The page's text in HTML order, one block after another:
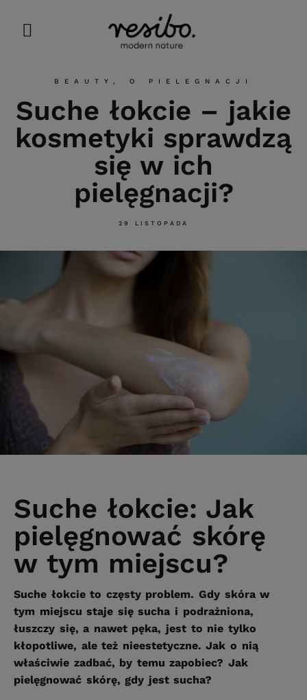
BEAUTY , O PIELEGNACJI
Suche łokcie – jakie
kosmetyki sprawdzą
się w ich
pielęgnacji?
29 LISTOPADA
Suche łokcie: Jak
pielęgnować skórę
w tym miejscu?
Suche łokcie to częsty problem. Gdy skóra w
tym miejscu staje się sucha i podrażniona,
łuszczy się, a nawet pęka, jest to nie tylko
kłopotliwe, ale też nieestetyczne. Jak o nią
właściwie zadbać, by temu zapobiec? Jak
pielęgnować skórę, gdy jest sucha?